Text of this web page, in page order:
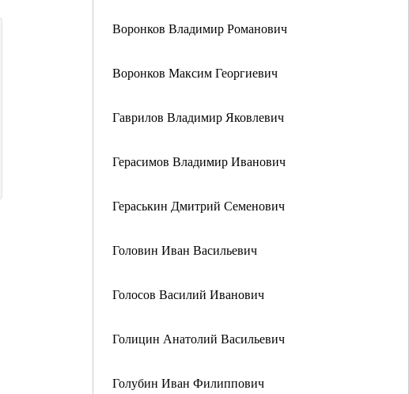
Воронков Владимир Романович
Воронков Максим Георгиевич
Гаврилов Владимир Яковлевич
Герасимов Владимир Иванович
Гераськин Дмитрий Семенович
Головин Иван Васильевич
Голосов Василий Иванович
Голицин Анатолий Васильевич
Голубин Иван Филиппович